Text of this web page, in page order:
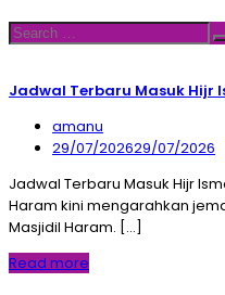
Search
Jadwal Terbaru Masuk Hijr
amanu
29/07/202629/07/2026
Jadwal Terbaru Masuk Hijr
Haram kini mengarahkan
Masjidil Haram. […]
Read more